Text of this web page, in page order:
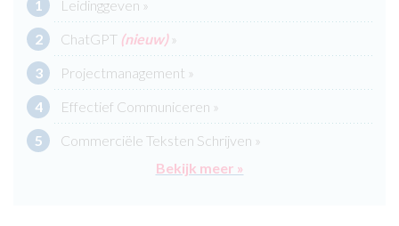
Leidinggeven »
ChatGPT (nieuw)»
Projectmanagement »
Effectief Communiceren »
Commerciële Teksten Schrijven »
Bekijk meer »